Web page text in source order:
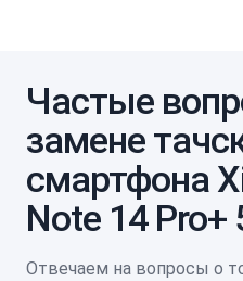
Частые
замене
смартфона
Note 14 Pro+
Отвечаем на вопросы о